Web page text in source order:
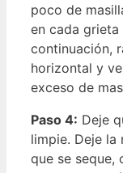
poco de
en cada grieta
continuación,
horizontal y
exceso de
Paso 4: Deje
limpie. Deje la
que se seque,